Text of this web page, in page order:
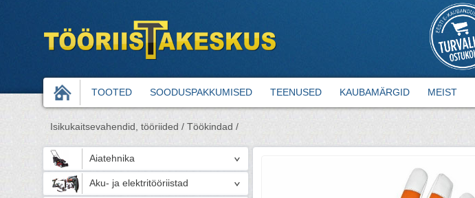
TOOTED SOODUSPAKKUMISED TEENUSED KAUBAMÄRGID MEIST
Isikukaitsevahendid, tööriided / Töökindad /
Aiatehnika
Aku- ja elektritööriistad